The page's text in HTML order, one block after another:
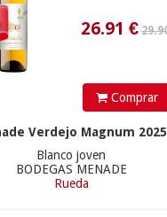
Comprar
Verdejo Magnum 2025
Blanco joven
BODEGAS MENADE
Rueda
€